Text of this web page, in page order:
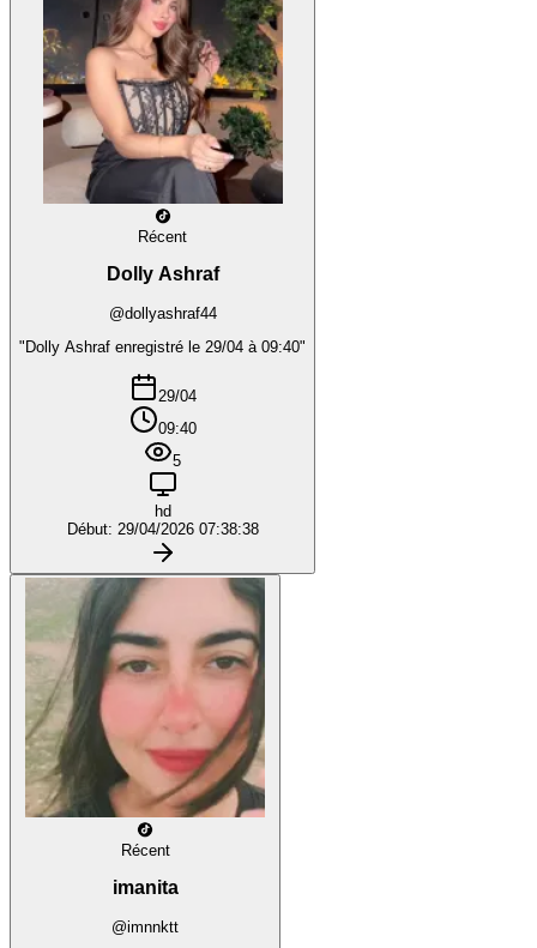
Récent
Dolly Ashraf
@dollyashraf44
"Dolly Ashraf enregistré le 29/04 à 09:40"
29/04
09:40
5
hd
Début: 29/04/2026 07:38:38
Récent
imanita
@imnnktt